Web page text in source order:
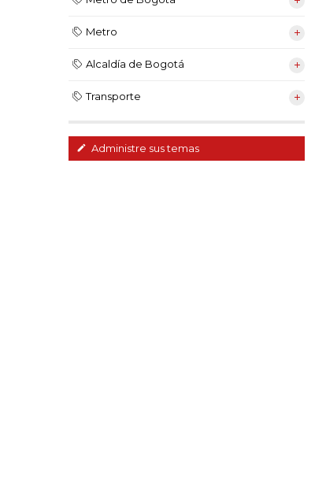
Metro
Alcaldía de Bogotá
Transporte
Administre sus temas